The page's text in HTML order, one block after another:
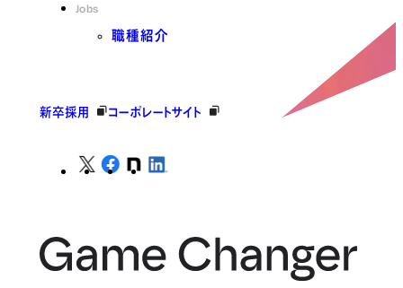
Jobs
職種紹介
新卒採用 コーポレートサイト